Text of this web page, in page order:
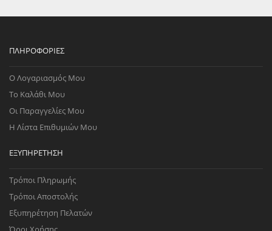
ΠΛΗΡΟΦΟΡΊΕΣ
Ο Λογαριασμός Μου
Το Καλάθι Μου
Οι Παραγγελίες Μου
Η Λίστα Επιθυμιών Μου
ΕΞΥΠΗΡΈΤΗΣΗ
Τρόποι Πληρωμής
Τρόποι Αποστολής
Εξυπηρέτηση Πελατών